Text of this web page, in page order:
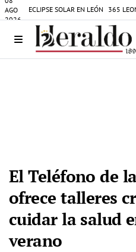
AGO
2026
ECLIPSE SOLAR EN LEÓN 365
El Teléfono de
ofrece talleres
cuidar la salud
verano